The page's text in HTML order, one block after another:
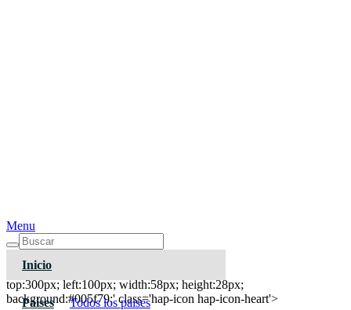
Menu
Inicio
Paises Todos los paises
La Mega 90.9 FM
top:300px; left:100px; width:58px; height:28px;
background:#005f79;' class='hap-icon hap-icon-heart'>